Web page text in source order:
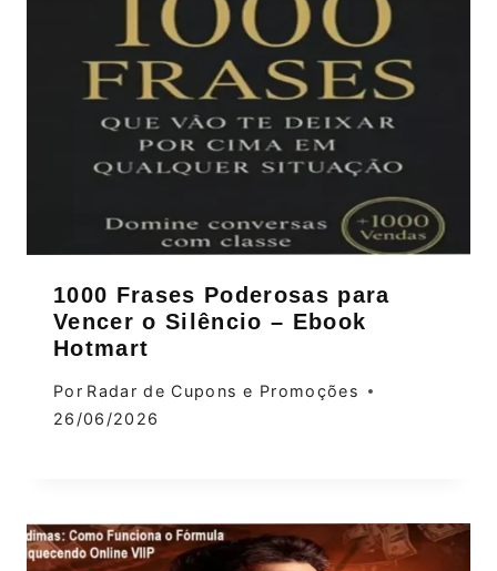
1000 Frases Poderosas para
Vencer o Silêncio – Ebook
Hotmart
Por Radar de Cupons e Promoções
26/06/2026